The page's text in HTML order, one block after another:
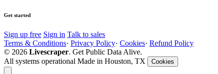
Get started
Sign up free Sign in Talk to sales
Terms & Conditions· Privacy Policy· Cookies· Refund Policy
© 2026 Livescraper. Get Public Data Alive.
All systems operational Made in Houston, TX Cookies